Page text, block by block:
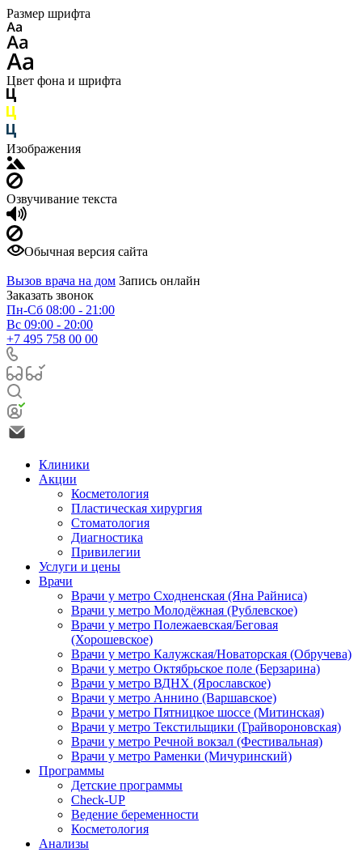
Размер шрифта
Цвет фона и шрифта
Изображения
Озвучивание текста
Обычная версия сайта
Вызов врача на дом Запись онлайн
Заказать звонок
Пн-Сб 08:00 - 21:00
Вс 09:00 - 20:00
+7 495 758 00 00
Клиники
Акции
Косметология
Пластическая хирургия
Стоматология
Диагностика
Привилегии
Услуги и цены
Врачи
Врачи у метро Сходненская (Яна Райниса)
Врачи у метро Молодёжная (Рублевское)
Врачи у метро Полежаевская/Беговая
(Хорошевское)
Врачи у метро Калужская/Новаторская (Обручева)
Врачи у метро Октябрьское поле (Берзарина)
Врачи у метро ВДНХ (Ярославское)
Врачи у метро Аннино (Варшавское)
Врачи у метро Пятницкое шоссе (Митинская)
Врачи у метро Текстильщики (Грайвороновская)
Врачи у метро Речной вокзал (Фестивальная)
Врачи у метро Раменки (Мичуринский)
Программы
Детские программы
Check-UP
Ведение беременности
Косметология
Анализы